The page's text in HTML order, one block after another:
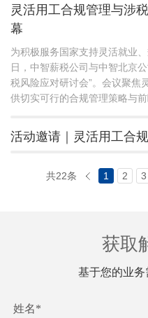
究发展部高级咨询顾问李琪，
灵活用工合规管理与涉
幕
为积极服务国家支持灵活就业
日，中智薪税公司与中智北京
税风险应对研讨会”。会议聚焦
供切实可行的合规管理策略与
难题。中智北京法律服务中心
灵活用工的趋势与潜在风险，
活动邀请｜灵活用工合
共22条 1 2 3
获取
基于您的业
姓名*